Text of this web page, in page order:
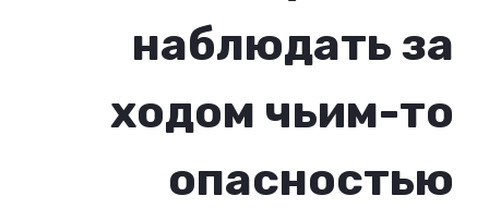
наблюдать за
ходом чьим-то
опасностью